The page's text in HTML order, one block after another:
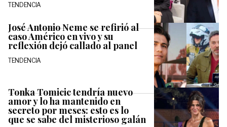
TENDENCIA
José Antonio Neme se refirió al
caso Américo en vivo y su
reflexión dejó callado al panel
TENDENCIA
Tonka Tomicic tendría nuevo
amor y lo ha mantenido en
secreto por meses: esto es lo
que se sabe del misterioso galán